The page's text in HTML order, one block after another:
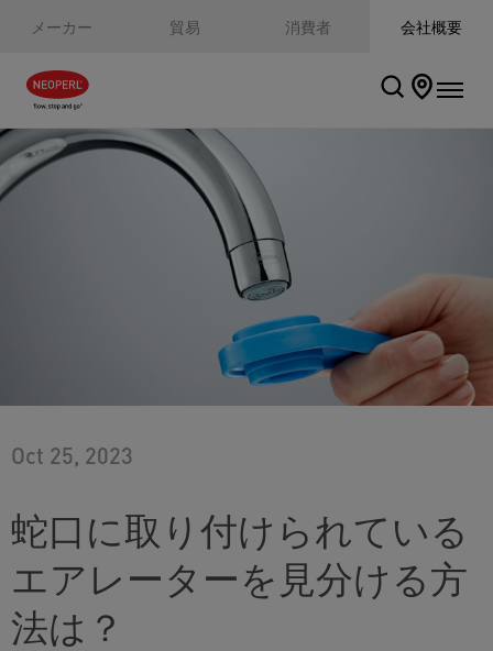
メーカー 貿易 消費者 会社概要
Oct 25, 2023
蛇口に取り付けられている
エアレーターを見分ける方
法は？